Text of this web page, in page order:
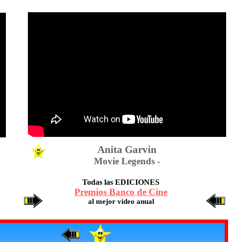
Anita Garvin
Movie Legends -
Todas las EDICIONES
Premios Banco de Cine
al mejor vídeo anual